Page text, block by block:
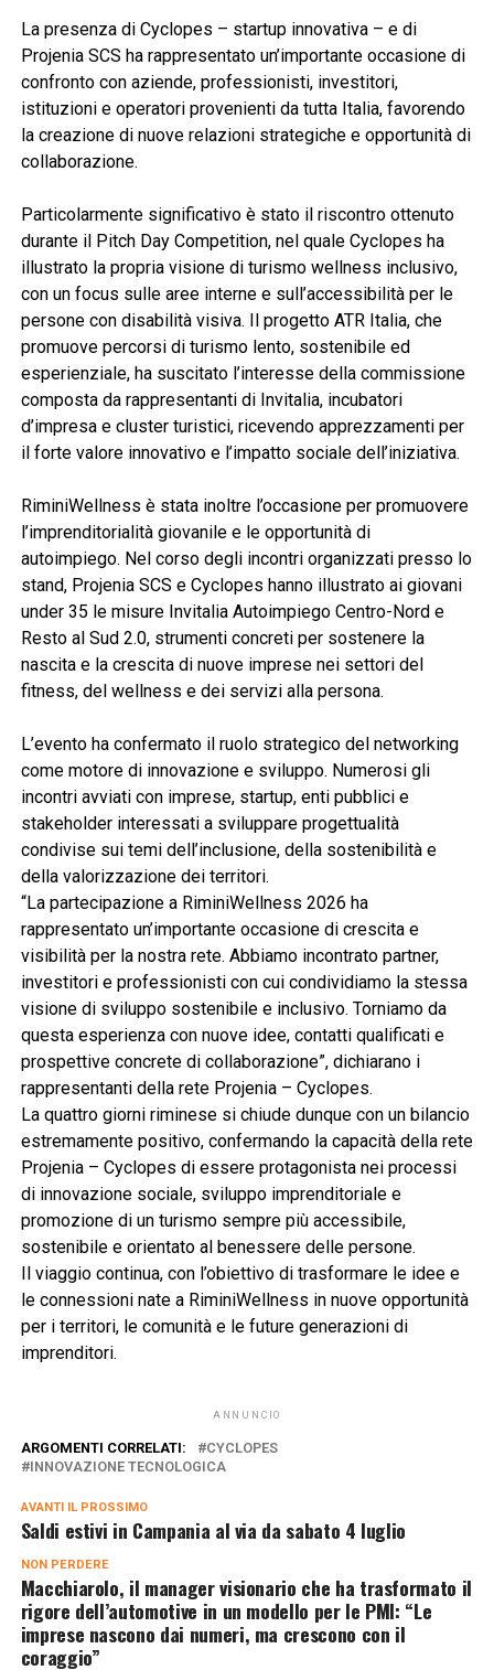
La presenza di Cyclopes – startup innovativa – e di
Projenia SCS ha rappresentato un’importante occasione di
confronto con aziende, professionisti, investitori,
istituzioni e operatori provenienti da tutta Italia, favorendo
la creazione di nuove relazioni strategiche e opportunità di
collaborazione.
Particolarmente significativo è stato il riscontro ottenuto
durante il Pitch Day Competition, nel quale Cyclopes ha
illustrato la propria visione di turismo wellness inclusivo,
con un focus sulle aree interne e sull’accessibilità per le
persone con disabilità visiva. Il progetto ATR Italia, che
promuove percorsi di turismo lento, sostenibile ed
esperienziale, ha suscitato l’interesse della commissione
composta da rappresentanti di Invitalia, incubatori
d’impresa e cluster turistici, ricevendo apprezzamenti per
il forte valore innovativo e l’impatto sociale dell’iniziativa.
RiminiWellness è stata inoltre l’occasione per promuovere
l’imprenditorialità giovanile e le opportunità di
autoimpiego. Nel corso degli incontri organizzati presso lo
stand, Projenia SCS e Cyclopes hanno illustrato ai giovani
under 35 le misure Invitalia Autoimpiego Centro-Nord e
Resto al Sud 2.0, strumenti concreti per sostenere la
nascita e la crescita di nuove imprese nei settori del
fitness, del wellness e dei servizi alla persona.
L’evento ha confermato il ruolo strategico del networking
come motore di innovazione e sviluppo. Numerosi gli
incontri avviati con imprese, startup, enti pubblici e
stakeholder interessati a sviluppare progettualità
condivise sui temi dell’inclusione, della sostenibilità e
della valorizzazione dei territori.
“La partecipazione a RiminiWellness 2026 ha
rappresentato un’importante occasione di crescita e
visibilità per la nostra rete. Abbiamo incontrato partner,
investitori e professionisti con cui condividiamo la stessa
visione di sviluppo sostenibile e inclusivo. Torniamo da
questa esperienza con nuove idee, contatti qualificati e
prospettive concrete di collaborazione”, dichiarano i
rappresentanti della rete Projenia – Cyclopes.
La quattro giorni riminese si chiude dunque con un bilancio
estremamente positivo, confermando la capacità della rete
Projenia – Cyclopes di essere protagonista nei processi
di innovazione sociale, sviluppo imprenditoriale e
promozione di un turismo sempre più accessibile,
sostenibile e orientato al benessere delle persone.
Il viaggio continua, con l’obiettivo di trasformare le idee e
le connessioni nate a RiminiWellness in nuove opportunità
per i territori, le comunità e le future generazioni di
imprenditori.
ANNUNCIO
ARGOMENTI CORRELATI:
CYCLOPES
INNOVAZIONE TECNOLOGICA
AVANTI IL ​​PROSSIMO
Saldi estivi in Campania al via da sabato 4 luglio
NON PERDERE
Macchiarolo, il manager visionario che ha trasformato il
rigore dell’automotive in un modello per le PMI: “Le
imprese nascono dai numeri, ma crescono con il
coraggio”